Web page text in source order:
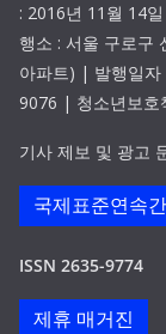
: 2016년 11월 14
행소 : 서울 구로구
아파트) | 발행일
9076 | 청소년보호
기사 제보 및 광고
국제표준연속
ISSN 2635-9774
제휴 매거진